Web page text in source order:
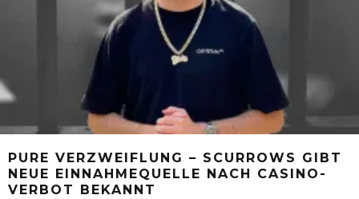
PURE VERZWEIFLUNG – SCURROWS GIBT
NEUE EINNAHMEQUELLE NACH CASINO-
VERBOT BEKANNT